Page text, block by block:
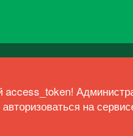
access_token!
на